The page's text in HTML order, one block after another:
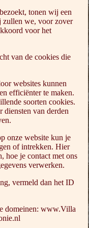
tonen wij een
zullen we, voor zover
voor het
van de cookies die
websites kunnen
efficiënter te maken.
soorten cookies.
diensten van derden
onze website kun je
of intrekken. Hier
hoe je contact met ons
verwerken.
vermeld dan het ID
domeinen: www.Villa